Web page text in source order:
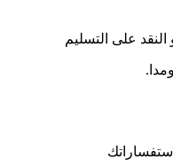
النقد على التسليم